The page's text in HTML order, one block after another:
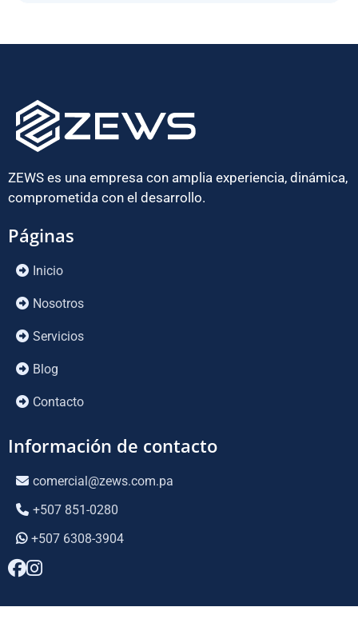
ZEWS es una empresa con amplia experiencia, dinámica,
comprometida con el desarrollo.
Páginas
Inicio
Nosotros
Servicios
Blog
Contacto
Información de contacto
comercial@zews.com.pa
+507 851-0280
+507 6308-3904